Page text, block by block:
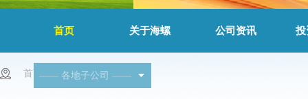
首页 关于海螺 公司资讯 投
—— 各地子公司 ——
首页 > 产品介绍